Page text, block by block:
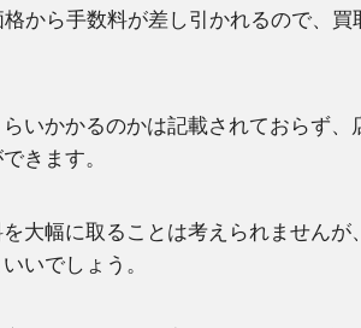
から手数料が差し引かれるので、
いかかるのかは記載されておらず、
きます。
大幅に取ることは考えられませんが
いでしょう。